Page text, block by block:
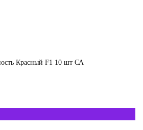
Красный F1 10 шт СА